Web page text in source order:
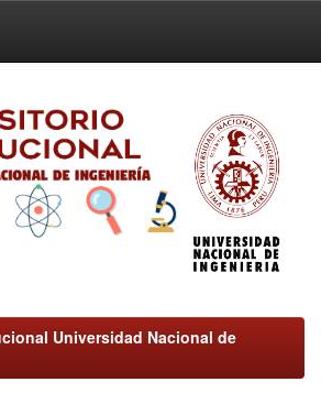
Universidad Nacional de